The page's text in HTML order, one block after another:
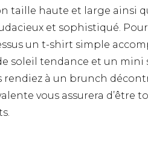
taille haute et large ainsi
et sophistiqué.
un t-shirt simple
soleil tendance et un mini
rendiez à un brunch
vous assurera d’être